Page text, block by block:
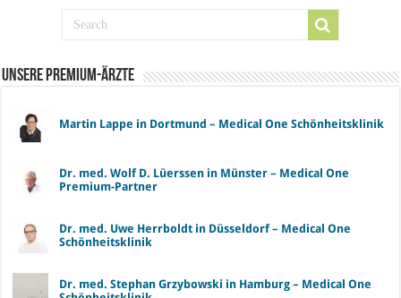
Unsere Premium-Ärzte
Martin Lappe in Dortmund – Medical One Schönheitsklinik
Dr. med. Wolf D. Lüerssen in Münster – Medical One
Premium-Partner
Dr. med. Uwe Herrboldt in Düsseldorf – Medical One
Schönheitsklinik
Dr. med. Stephan Grzybowski in Hamburg – Medical One